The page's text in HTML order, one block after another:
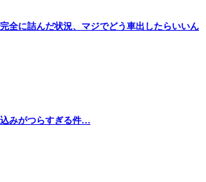
完全に詰んだ状況、マジでどう車出したらいいん
みがつらすぎる件…